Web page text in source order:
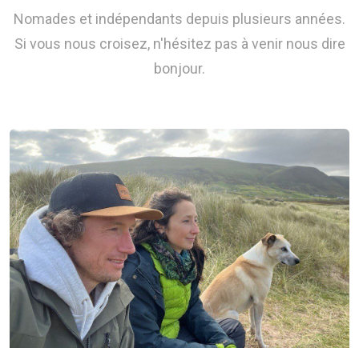
Nomades et indépendants depuis plusieurs années.
Si vous nous croisez, n'hésitez pas à venir nous dire
bonjour.